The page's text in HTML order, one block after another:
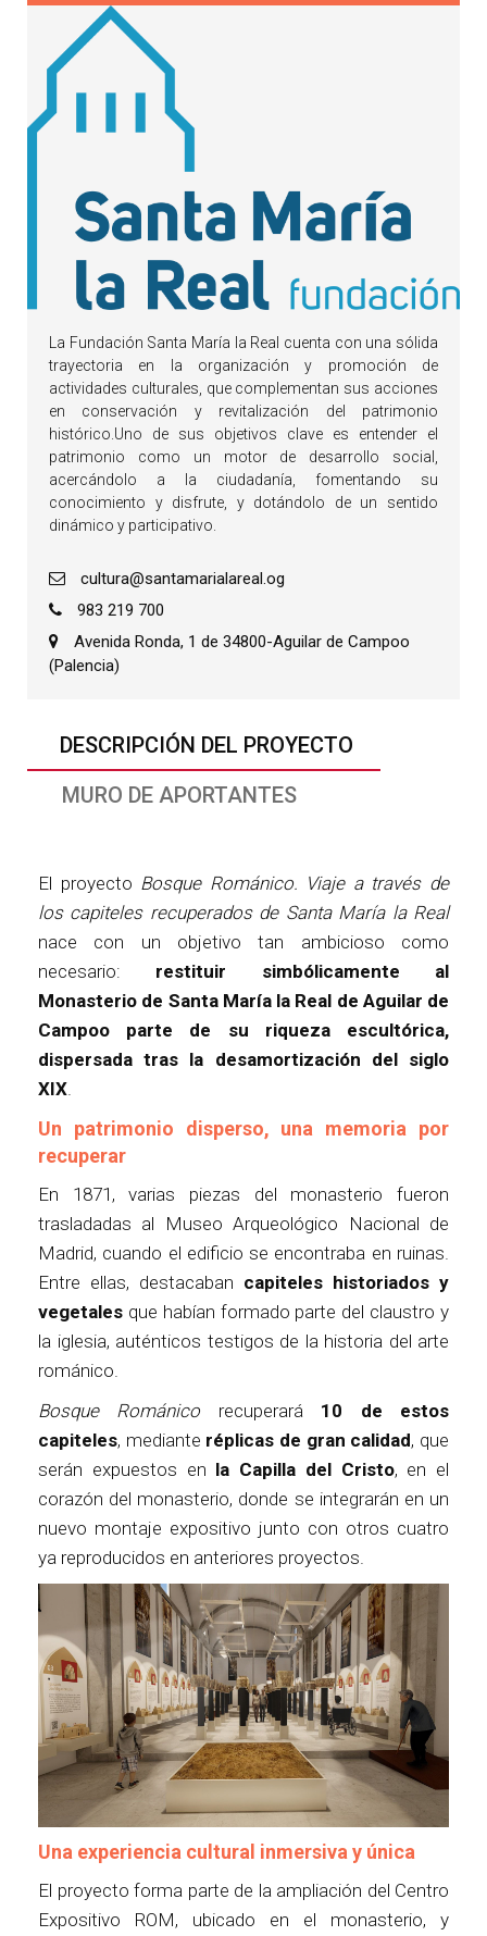
DESCRIPCIÓN DEL PROYECTO
MURO DE APORTANTES
El proyecto Bosque Románico. Viaje a través de
los capiteles recuperados de Santa María la Real
nace con un objetivo tan ambicioso como
necesario: restituir simbólicamente al
Monasterio de Santa María la Real de Aguilar de
Campoo parte de su riqueza escultórica,
dispersada tras la desamortización del siglo
XIX.
Un patrimonio disperso, una memoria por
recuperar
En 1871, varias piezas del monasterio fueron
trasladadas al Museo Arqueológico Nacional de
Madrid, cuando el edificio se encontraba en ruinas.
Entre ellas, destacaban capiteles historiados y
vegetales que habían formado parte del claustro y
la iglesia, auténticos testigos de la historia del arte
románico.
Bosque Románico recuperará 10 de estos
capiteles, mediante réplicas de gran calidad, que
serán expuestos en la Capilla del Cristo, en el
corazón del monasterio, donde se integrarán en un
nuevo montaje expositivo junto con otros cuatro
ya reproducidos en anteriores proyectos.
Una experiencia cultural inmersiva y única
El proyecto forma parte de la ampliación del Centro
Expositivo ROM, ubicado en el monasterio, y
La Fundación Santa María la Real cuenta con una sólida
trayectoria en la organización y promoción de
actividades culturales, que complementan sus acciones
en conservación y revitalización del patrimonio
histórico.Uno de sus objetivos clave es entender el
patrimonio como un motor de desarrollo social,
acercándolo a la ciudadanía, fomentando su
conocimiento y disfrute, y dotándolo de un sentido
dinámico y participativo.
cultura@santamarialareal.og
983 219 700
Avenida Ronda, 1 de 34800-Aguilar de Campoo
(Palencia)